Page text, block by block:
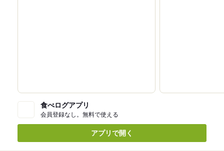
食べログアプリ
会員登録なし。無料で使える
アプリで開く